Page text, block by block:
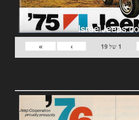
1 של19
›
»